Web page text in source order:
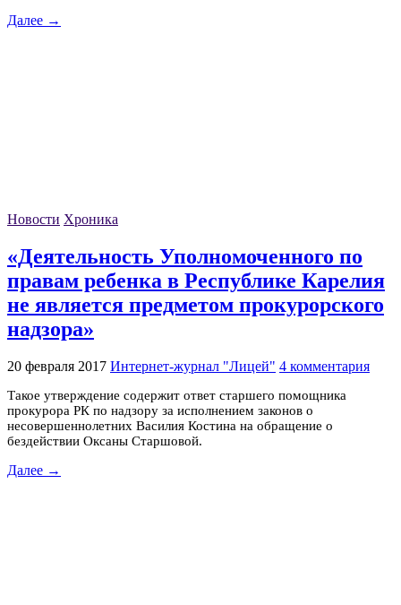
Далее →
Новости Хроника
«Деятельность Уполномоченного по
правам ребенка в Республике Карелия
не является предметом прокурорского
надзора»
20 февраля 2017 Интернет-журнал "Лицей" 4 комментария
Такое утверждение содержит ответ старшего помощника
прокурора РК по надзору за исполнением законов о
несовершеннолетних Василия Костина на обращение о
бездействии Оксаны Старшовой.
Далее →